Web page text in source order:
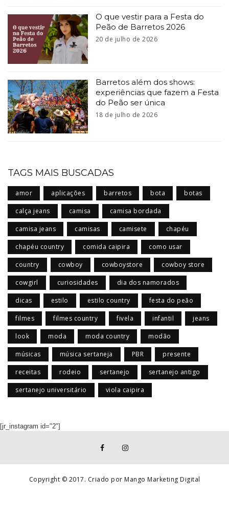
O que vestir para a Festa do
Peão de Barretos 2026
20 de julho de 2026
Barretos além dos shows:
experiências que fazem a Festa
do Peão ser única
18 de julho de 2026
TAGS MAIS BUSCADAS
amor aplicações barretos bota botas
calça jeans camisa camisa bordada
camisa jeans camisas camisete chapéu
chapéu country comida caipira como usar
country cowboy cowboystore cowboy store
cowgirl curiosidades dia dos namorados
dicas estilo estilo country festa do peão
filmes filmes country fivela infantil jeans
look moda moda country modão
músicas música sertaneja PBR presente
receitas rodeio sertanejo sertanejo antigo
sertanejo universitário viola caipira
[jr_instagram id="2"]
Copyright © 2017. Criado por Mango Marketing Digital